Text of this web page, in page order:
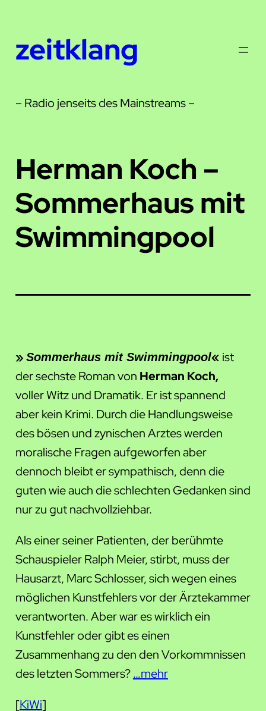
springen
zeitklang
– Radio jenseits des Mainstreams –
Herman Koch –
Sommerhaus mit
Swimmingpool
» Sommerhaus mit Swimmingpool« ist
der sechste Roman von Herman Koch,
voller Witz und Dramatik. Er ist spannend
aber kein Krimi. Durch die Handlungsweise
des bösen und zynischen Arztes werden
moralische Fragen aufgeworfen aber
dennoch bleibt er sympathisch, denn die
guten wie auch die schlechten Gedanken sind
nur zu gut nachvollziehbar.
Als einer seiner Patienten, der berühmte
Schauspieler Ralph Meier, stirbt, muss der
Hausarzt, Marc Schlosser, sich wegen eines
möglichen Kunstfehlers vor der Ärztekammer
verantworten. Aber war es wirklich ein
Kunstfehler oder gibt es einen
Zusammenhang zu den den Vorkommnissen
des letzten Sommers?…mehr
[KiWi]